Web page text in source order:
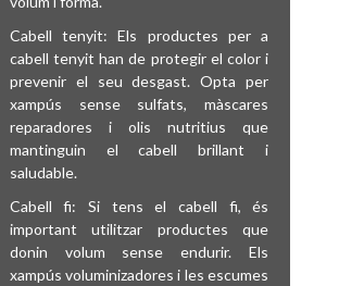
Cabell tenyit: Els productes per a
cabell tenyit han de protegir el color i
prevenir el seu desgast. Opta per
xampús sense sulfats, màscares
reparadores i olis nutritius que
mantinguin el cabell brillant i
saludable.
Cabell fi: Si tens el cabell fi, és
important utilitzar productes que
donin volum sense endurir. Els
xampús voluminizadores i les escumes